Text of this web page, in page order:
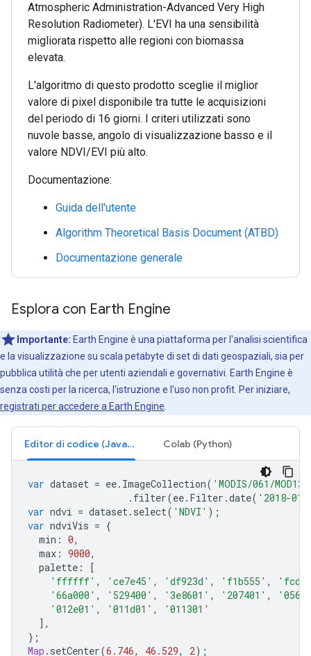
Atmospheric Administration-Advanced Very High
Resolution Radiometer). L'EVI ha una sensibilità
migliorata rispetto alle regioni con biomassa
elevata.
L'algoritmo di questo prodotto sceglie il miglior
valore di pixel disponibile tra tutte le acquisizioni
del periodo di 16 giorni. I criteri utilizzati sono
nuvole basse, angolo di visualizzazione basso e il
valore NDVI/EVI più alto.
Documentazione:
Guida dell'utente
Algorithm Theoretical Basis Document (ATBD)
Documentazione generale
Esplora con Earth Engine
Importante: Earth Engine è una piattaforma per l'analisi scientifica
e la visualizzazione su scala petabyte di set di dati geospaziali, sia per
pubblica utilità che per utenti aziendali e governativi. Earth Engine è
senza costi per la ricerca, l'istruzione e l'uso non profit. Per iniziare,
registrati per accedere a Earth Engine
Editor di codice (JavaScript) Colab (Python)
var dataset = ee. ImageCollection( 'MODIS/061/
. filter(ee. Filter .date( '2018-
var ndvi = dataset. select( 'NDVI' );
var ndviVis = {
min : 0,
max : 9000,
palette :
[
'ffffff' , 'ce7e45' , 'df923d' , 'f1b555' ,
'66a000' , '529400' , '3e8601' , '207401' ,
'012e01' , '011d01' ,
'011301'
],
};
Map . setCenter(6.746, 46.529, 2);